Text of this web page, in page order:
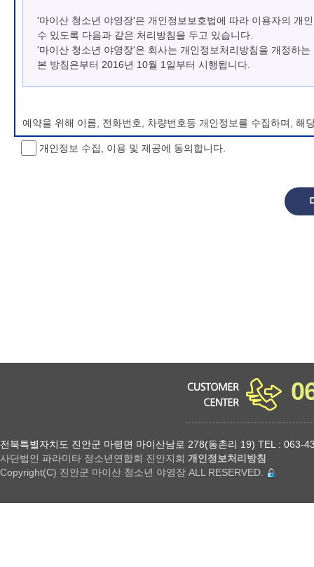
'마이산 청소년 야영장'은 개인정보보호법에 따라 이용자의 개
수 있도록 다음과 같은 처리방침을 두고 있습니다.
'마이산 청소년 야영장'은 회사는 개인정보처리방침을 개정하
본 방침은부터 2016년 10월 1일부터 시행됩니다.
예약을 위해 이름, 전화번호, 차량번호등 개인정보를 수집하며, 해
개인정보 처리방침 변경
개인정보 수집, 이용 및 제공에 동의합니다.
전북특별자치도 진안군 마령면 마이산남로 278(동촌리 19) TEL : 063-
사단법인 파라미타 정소년연합회 진안지회 개인정보처리방침
Copyright(C) 진안군 마이산 청소년 야영장 ALL RESERVED.